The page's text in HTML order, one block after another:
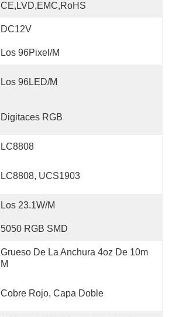
CE,LVD,EMC,RoHS
DC12V
Los 96Pixel/m
Los 96LED/m
Digitaces RGB
LC8808
LC8808, UCS1903
Los 23.1W/m
5050 RGB SMD
Grueso De La Anchura 4oz De 10m
M
Cobre Rojo, Capa Doble